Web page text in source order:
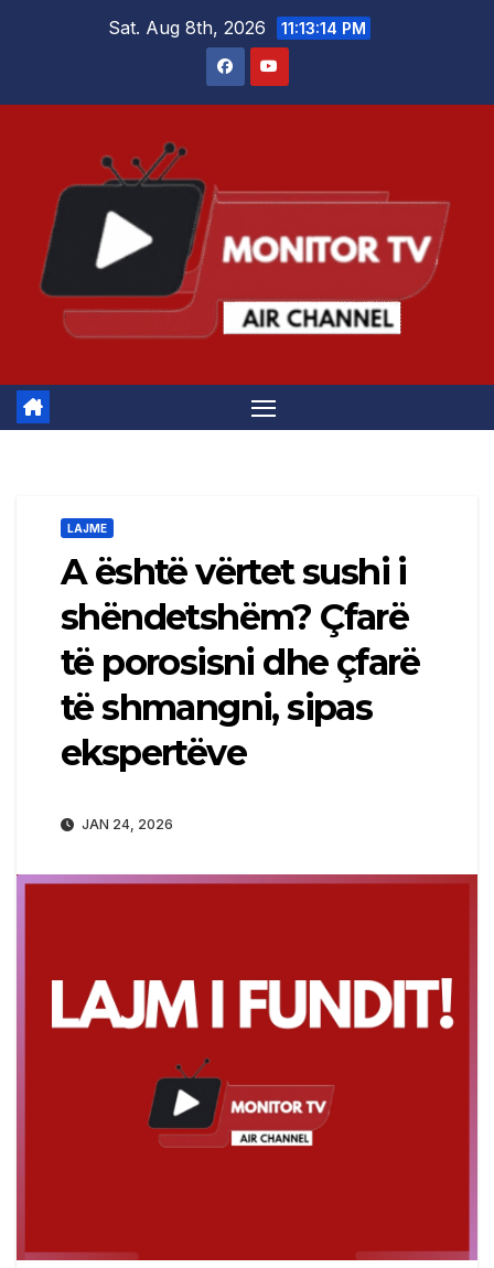
Sat. Aug 8th, 2026 11:13:15 PM
LAJME
A është vërtet sushi i
shëndetshëm? Çfarë
të porosisni dhe çfarë
të shmangni, sipas
ekspertëve
JAN 24, 2026